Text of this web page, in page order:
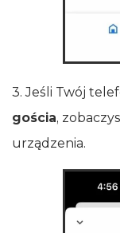
3. Jeśli Twój
gościa,
urządzenia.